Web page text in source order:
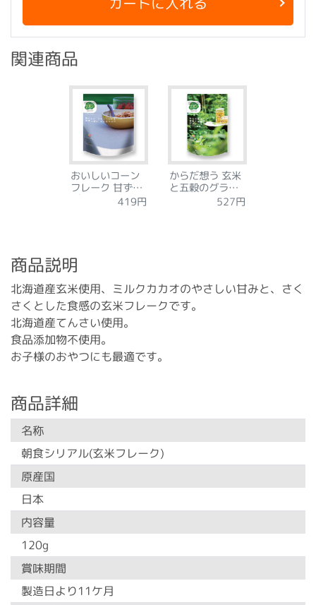
関連商品
おいしいコーン
フレーク 甘ずっ
ぱい ストロベリ
419円
からだ想う 玄米
と五穀のグラノ
ーラ さくさく食
527円
商品説明
北海道産玄米使用、ミルクカカオのやさしい甘みと、さく
さくとした食感の玄米フレークです。
北海道産てんさい使用。
食品添加物不使用。
お子様のおやつにも最適です。
商品詳細
名称
朝食シリアル(玄米フレーク)
原産国
日本
内容量
120g
賞味期間
製造日より11ケ月